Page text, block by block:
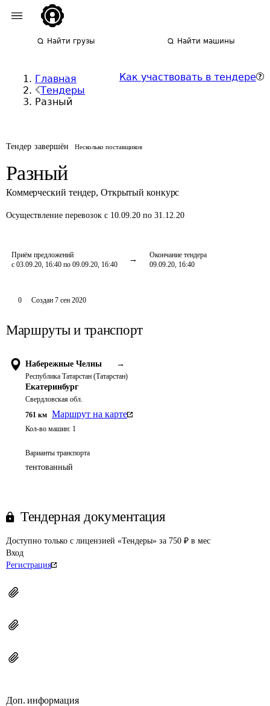
Найти грузы Найти машины
Главная
Тендеры
Разный
Как участвовать в тендере
Тендер завершён Несколько поставщиков
Разный
Коммерческий тендер, Открытый конкурс
Осуществление перевозок с 10.09.20 по 31.12.20
Приём предложений
с 03.09.20, 16:40 по 09.09.20, 16:40
Окончание тендера
09.09.20, 16:40
0 Создан 7 сен 2020
Маршруты и транспорт
Набережные Челны →
Республика Татарстан (Татарстан)
Екатеринбург
Свердловская обл.
761 км Маршрут на карте
Кол-во машин: 1
Варианты транспорта
тентованный
Тендерная документация
Доступно только с лицензией «Тендеры» за 750 ₽ в мес
Вход
Регистрация
Доп. информация